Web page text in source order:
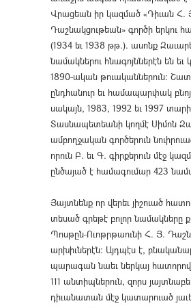
Վրացեան իր կազմած «Դիւան Հ.
Դաշնակցութեան» գործի երկու
(1934 եւ 1938 թթ.). ասոնք
նամակներու հնագոյններէն են եւ
1890-ական թուականներուն։ Շատ
ընդհանուր եւ համապարփակ
սակայն, 1983, 1992 եւ 1997
Տասնապետեանի կողմէ Սիմոն
ամբողջական գործերուն
որուն Բ. եւ Գ. գիրքերուն մէջ
ընծայած է համագումար 423
Յայտնենք որ վերեւ յիշուած
տեսած գրեթէ բոլոր նամակները
Պոսթըն-Ուոթրթաունի Հ. Յ.
արխիւներէն։ Այդպէս է,
պարագան նաեւ ներկայ հատորով
111 անտիպներուն, զորս
դիւանատան մէջ կատարուած